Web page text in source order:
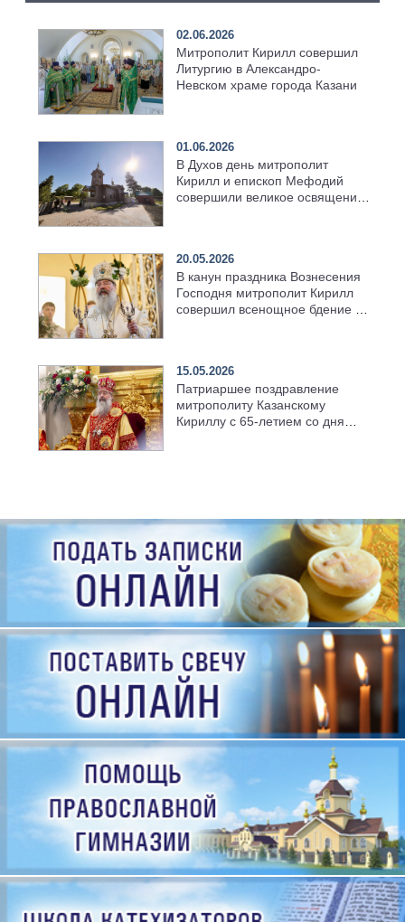
02.06.2026
Митрополит Кирилл совершил
Литургию в Александро-
Невском храме города Казани
01.06.2026
В Духов день митрополит
Кирилл и епископ Мефодий
совершили великое освящение
20.05.2026
В канун праздника Вознесения
Господня митрополит Кирилл
совершил всенощное бдение в
15.05.2026
Патриаршее поздравление
митрополиту Казанскому
Кириллу с 65-летием со дня